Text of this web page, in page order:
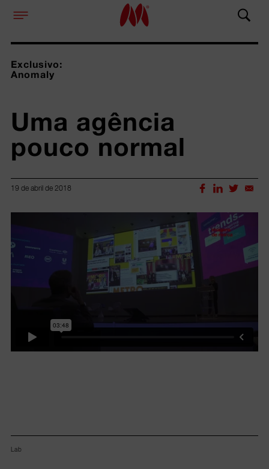
Exclusivo:
Anomaly
Uma agência
pouco normal
19 de abril de 2018
Lorem ipsum dolor sit amet, consectetur adipiscing elit.
Lab